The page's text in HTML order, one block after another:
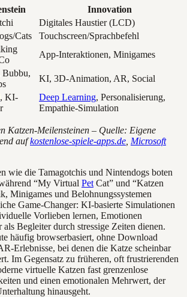
Innovation
Digitales Haustier (LCD)
Cats
Touchscreen/Sprachbefehl
App-Interaktionen, Minigames
KI, 3D-Animation, AR, Social
, KI-
Deep Learning, Personalisierung,
Empathie-Simulation
Katzen-Meilensteinen – Quelle: Eigene
aufkostenlose-spiele-apps.de Microsoft
wie die Tamagotchis und Nintendogs boten
“My Virtual Pet Cat” und “Katzen
Minigames und Belohnungssystemen
Game-Changer: KI-basierte Simulationen
Vorlieben lernen, Emotionen
als Begleiter durch stressige Zeiten dienen.
häufig browserbasiert, ohne Download
Erlebnisse, bei denen die Katze scheinbar
Im Gegensatz zu früheren, oft frustrierenden
virtuelle Katzen fast grenzenlose
und einen emotionalen Mehrwert, der
hinausgeht.